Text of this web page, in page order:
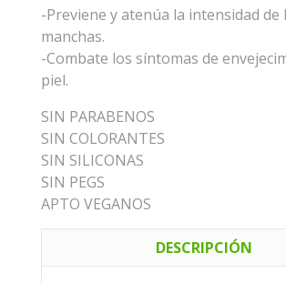
-Previene y atenúa la intensidad de
manchas.
-Combate los síntomas de
piel.
SIN PARABENOS
SIN COLORANTES
SIN SILICONAS
SIN PEGS
APTO VEGANOS
DESCRIPCIÓN